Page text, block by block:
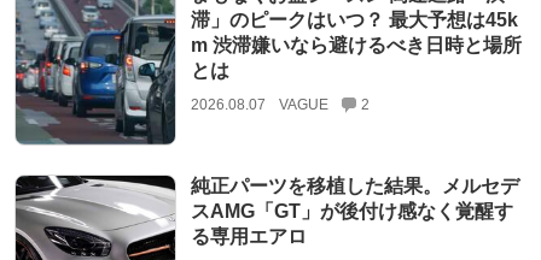
滞」のピークはいつ？ 最大予想は45k
m 渋滞嫌いなら避けるべき日時と場所
とは
2026.08.07 VAGUE 2
純正パーツを移植した結果。メルセデ
スAMG「GT」が後付け感なく覚醒す
る専用エアロ